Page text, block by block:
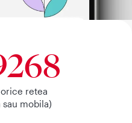
retea
sau mobila)